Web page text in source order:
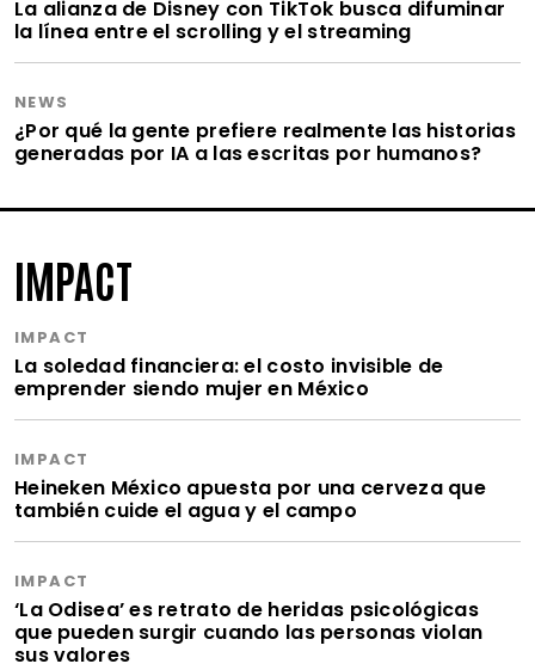
La alianza de Disney con TikTok busca difuminar
la línea entre el scrolling y el streaming
NEWS
¿Por qué la gente prefiere realmente las historias
generadas por IA a las escritas por humanos?
IMPACT
IMPACT
La soledad financiera: el costo invisible de
emprender siendo mujer en México
IMPACT
Heineken México apuesta por una cerveza que
también cuide el agua y el campo
IMPACT
‘La Odisea’ es retrato de heridas psicológicas
que pueden surgir cuando las personas violan
sus valores